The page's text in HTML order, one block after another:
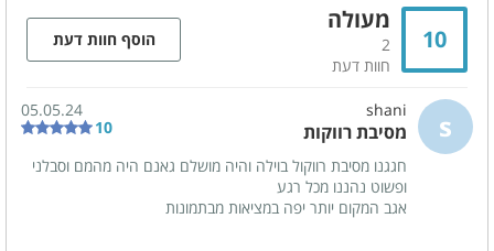
קהל יעד
זוגות
ערבי גיבוש
ימי הולדת
מסיבות
10
מעולה
2
חוות דעת
הוסף חוות דעת
s
shani
מסיבת רווקות
05.05.24
10
חגגנו מסיבת רווקול בוילה והיה מושלם גאנם היה מהמם וסבלני
ופשוט נהננו מכל רגע
אגב המקום יותר יפה במציאות מבתמונות